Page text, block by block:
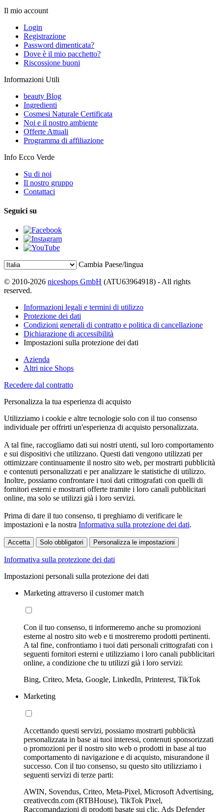
Il mio account
Login
Registrazione
Password dimenticata?
Dove è il mio pacchetto?
Riscossione buoni
Informazioni Utili
beauty Blog
Ingredienti
Cosmesi Naturale Certificata
Noi e il nostro ambiente
Offerte Attuali
Programma di affiliazione
Info Ecco Verde
Su di noi
Il nostro gruppo
Contattaci
Seguici su
Cambia Paese/lingua
© 2010-2026 niceshops GmbH (ATU63964918) - All rights
reserved.
Informazioni legali e termini di utilizzo
Protezione dei dati
Condizioni generali di contratto e politica di cancellazione
Dichiarazione di accessibilità
Impostazioni sulla protezione dei dati
Azienda
Altri nice Shops
Recedere dal contratto
Personalizza la tua esperienza di acquisto
Utilizziamo i cookie e altre tecnologie solo con il tuo consenso
individuale per offrirti un'esperienza di acquisto personalizzata.
A tal fine, raccogliamo dati sui nostri utenti, sul loro comportamento
e sui dispositivi che utilizzano. Questi dati vengono utilizzati per
ottimizzare continuamente il nostro sito web, per mostrarti pubblicità
e contenuti personalizzati e per analizzare le statistiche di utilizzo.
Inoltre, possiamo confrontare i tuoi dati crittografati con quelli di
fornitori esterni e mostrarti offerte tramite i loro canali pubblicitari
online, ma solo se utilizzi già i loro servizi.
Prima di dare il tuo consenso, ti preghiamo di verificare le
impostazioni e la nostra Informativa sulla protezione dei dati.
Accetta Solo obbligatori Personalizza le impostazioni
Informativa sulla protezione dei dati
Impostazioni personali sulla protezione dei dati
Marketing attraverso il customer match
Con il tuo consenso, ti informeremo anche su promozioni
esterne al nostro sito web e ti mostreremo prodotti pertinenti.
A tal fine, confrontiamo i tuoi dati personali crittografati con i
seguenti fornitori esterni e utilizziamo i loro canali pubblicitari
online, a condizione che tu utilizzi già i loro servizi:
Bing, Criteo, Meta, Google, LinkedIn, Printerest, TikTok
Marketing
Accettando questi servizi, possiamo mostrarti pubblicità
personalizzata in base ai tuoi interessi, contenuti sponsorizzati
o promozioni per il nostro sito web o prodotti in base al tuo
comportamento di navigazione e di acquisto, misurandone il
successo. Con il tuo consenso, su questo sito utilizziamo i
seguenti servizi di terze parti:
AWIN, Sovendus, Criteo, Meta-Pixel, Microsoft Advertising,
creativecdn.com (RTBHouse), TikTok Pixel,
Raccomandazioni di prodotti basate sui clic, Ads Defender